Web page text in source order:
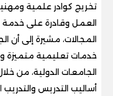
تخريج كوادر علمية
العمل وقادرة على
المجالات، مشيرة إلى أن
خدمات تعليمية متميزة
الجامعات الدولية، من
أساليب التدريس